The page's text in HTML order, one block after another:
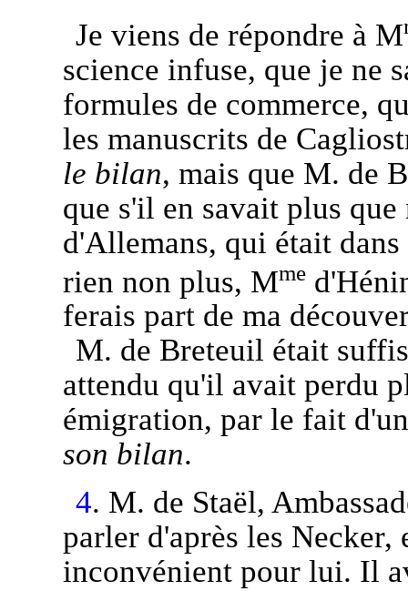
Je viens de répondre à M
science infuse, que je ne
formules de commerce,
les manuscrits de
le bilan, mais que M. de
que s'il en savait plus
d'Allemans, qui était
rien non plus, Mme
ferais part de ma
M. de Breteuil était
attendu qu'il avait perdu
émigration, par le fait
son bilan.
4. M. de Staël,
parler d'après les Necker,
inconvénient pour lui. Il